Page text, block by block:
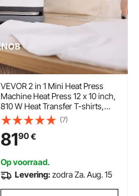
VEVOR 2 in 1 Mini Heat Press
Machine Heat Press 12 x 10 inch,
810 W Heat Transfer T-shirts,
onderzetters, kussens, DIY
Kleine Heat Press Transfer Press
Plotter Drukpersen, Shirt Press
Printing
(7)
8190€
Op voorraad.
Levering:zodra Za. Aug. 15